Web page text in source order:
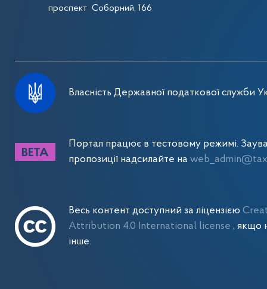
проспект Соборний, 166
Власність Державної податкової служби
Портал працює в тестовому режимі.
пропозиції надсилайте на
Весь контент доступний за ліцензією
Attribution 4.0 International license , якщо
інше.